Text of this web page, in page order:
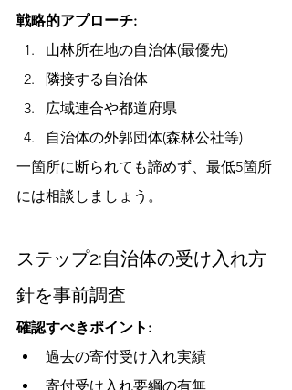
戦略的アプローチ:
山林所在地の自治体(最優先)
隣接する自治体
広域連合や都道府県
自治体の外郭団体(森林公社等)
一箇所に断られても諦めず、最低5箇所
には相談しましょう。
ステップ2:自治体の受け入れ方
針を事前調査
確認すべきポイント:
過去の寄付受け入れ実績
寄付受け入れ要綱の有無